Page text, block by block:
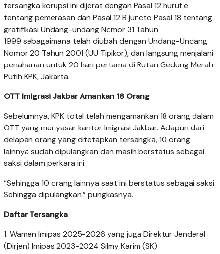
tersangka korupsi ini dijerat dengan Pasal 12 huruf e
tentang pemerasan dan Pasal 12 B juncto Pasal 18 tentang
gratifikasi Undang-undang Nomor 31 Tahun
1999 sebagaimana telah diubah dengan Undang-Undang
Nomor 20 Tahun 2001 (UU Tipikor), dan langsung menjalani
penahanan untuk 20 hari pertama di Rutan Gedung Merah
Putih KPK, Jakarta.
OTT Imigrasi Jakbar Amankan 18 Orang
Sebelumnya, KPK total telah mengamankan 18 orang dalam
OTT yang menyasar kantor Imigrasi Jakbar. Adapun dari
delapan orang yang ditetapkan tersangka, 10 orang
lainnya sudah dipulangkan dan masih berstatus sebagai
saksi dalam perkara ini.
“Sehingga 10 orang lainnya saat ini berstatus sebagai saksi.
Sehingga dipulangkan,” pungkasnya.
Daftar Tersangka
1. Wamen Imipas 2025-2026 yang juga Direktur Jenderal
(Dirjen) Imipas 2023-2024 Silmy Karim (SK)